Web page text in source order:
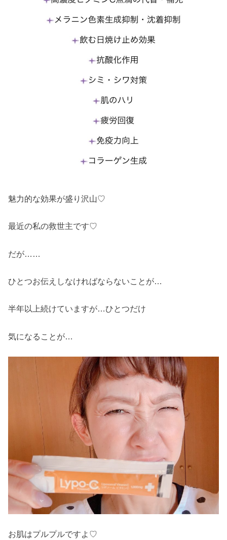
魅力的な効果が盛り沢山♡
最近の私の救世主です♡
だが……
ひとつお伝えしなければならないことが…
半年以上続けていますが…ひとつだけ
気になることが…
お肌はプルプルですよ♡